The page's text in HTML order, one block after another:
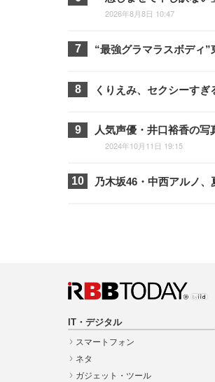
2026年8月8日 10:47
“最強グラマラスボディ
くりえみ、セクシーす
人気声優・井口裕香の
2024年10月11日 19:15
乃木坂46・中西アルノ、
IT・デジタル
スマートフォン
ネタ
ガジェット・ツール